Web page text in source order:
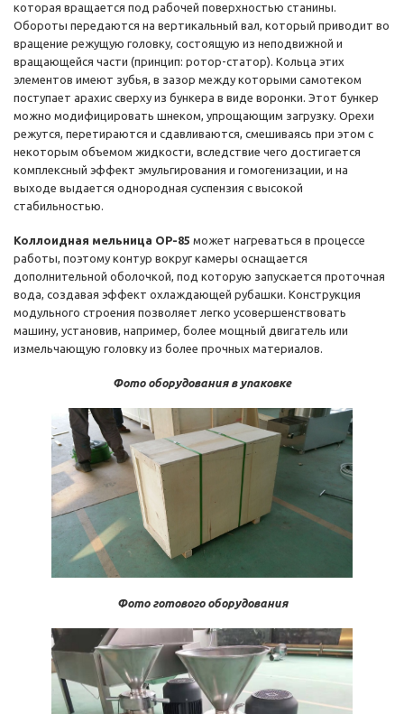
которая вращается под рабочей поверхностью станины.
Обороты передаются на вертикальный вал, который приводит во
вращение режущую головку, состоящую из неподвижной и
вращающейся части (принцип: ротор-статор). Кольца этих
элементов имеют зубья, в зазор между которыми самотеком
поступает арахис сверху из бункера в виде воронки. Этот бункер
можно модифицировать шнеком, упрощающим загрузку. Орехи
режутся, перетираются и сдавливаются, смешиваясь при этом с
некоторым объемом жидкости, вследствие чего достигается
комплексный эффект эмульгирования и гомогенизации, и на
выходе выдается однородная суспензия с высокой
стабильностью.
Коллоидная мельница OP-85 может нагреваться в процессе
работы, поэтому контур вокруг камеры оснащается
дополнительной оболочкой, под которую запускается проточная
вода, создавая эффект охлаждающей рубашки. Конструкция
модульного строения позволяет легко усовершенствовать
машину, установив, например, более мощный двигатель или
измельчающую головку из более прочных материалов.
Фото оборудования в упаковке
Фото готового оборудования